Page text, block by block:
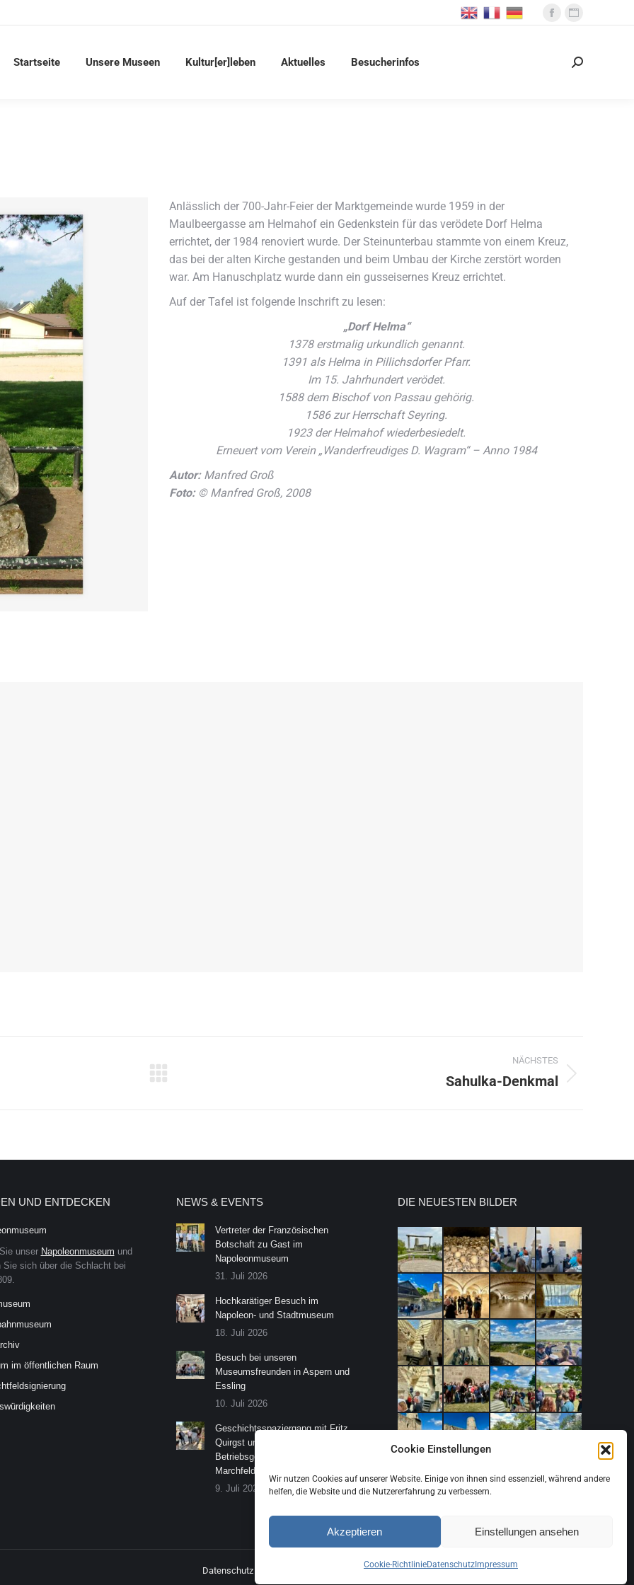
Cookie Einstellungen
Wir nutzen Cookies auf unserer Website. Einige von ihnen sind essenziell, während andere
helfen, die Website und die Nutzererfahrung zu verbessern.
Akzeptieren Einstellungen ansehen
Cookie-RichtlinieDatenschutzImpressum
Facebook
opens
Website
opens
Startseite Unsere Museen Kultur[er]leben Aktuelles Besucherinfos Search:
Anlässlich der 700-Jahr-Feier der Marktgemeinde wurde 1959 in der
Maulbeergasse am Helmahof ein Gedenkstein für das verödete Dorf Helma
errichtet, der 1984 renoviert wurde. Der Steinunterbau stammte von einem Kreuz,
das bei der alten Kirche gestanden und beim Umbau der Kirche zerstört worden
war. Am Hanuschplatz wurde dann ein gusseisernes Kreuz errichtet.
Auf der Tafel ist folgende Inschrift zu lesen:
„Dorf Helma“
1378 erstmalig urkundlich genannt.
1391 als Helma in Pillichsdorfer Pfarr.
Im 15. Jahrhundert verödet.
1588 dem Bischof von Passau gehörig.
1586 zur Herrschaft Seyring.
1923 der Helmahof wiederbesiedelt.
Erneuert vom Verein „Wanderfreudiges D. Wagram“ – Anno 1984
Autor:Manfred Groß
Foto:© Manfred Groß, 2008
NÄCHSTES
Sahulka-Denkmal
UND ENTDECKEN
unser Napoleonmuseum und
Sie sich über die Schlacht bei
im öffentlichen Raum
NEWS & EVENTS
Vertreter der Französischen
Botschaft zu Gast im
Napoleonmuseum
31. Juli 2026
Hochkarätiger Besuch im
Napoleon- und Stadtmuseum
18. Juli 2026
Besuch bei unseren
Museumsfreunden in Aspern und
Essling
10. Juli 2026
Geschichtsspaziergang mit Fritz
Quirgst und der
Betriebsgesellschaft
Marchfeldkanal
9. Juli 2026
DIE NEUESTEN BILDER
Datenschutz Museum unterstützen Newsletter Abo Kontakt und Anreise